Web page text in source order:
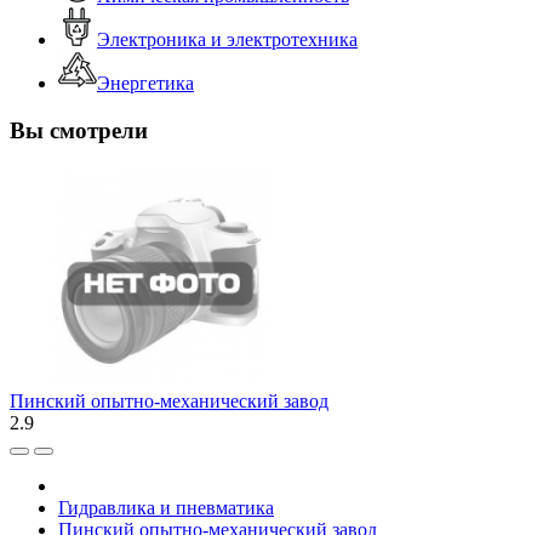
Электроника и электротехника
Энергетика
Вы смотрели
Пинский опытно-механический завод
2.9
Гидравлика и пневматика
Пинский опытно-механический завод